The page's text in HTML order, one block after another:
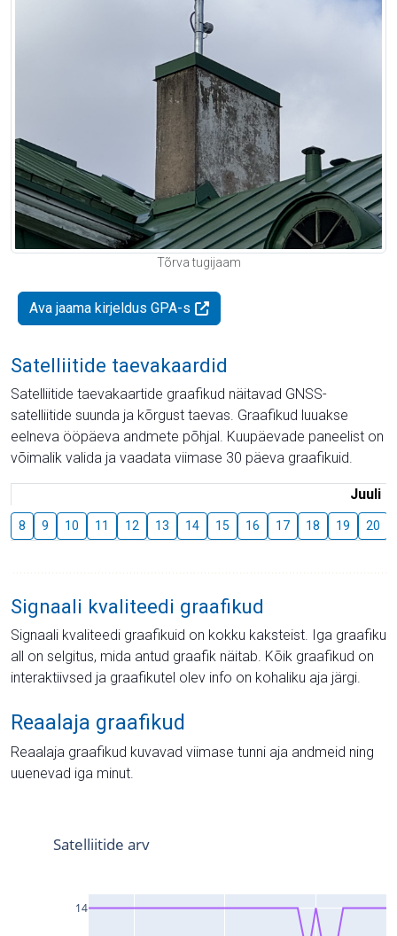
Tõrva tugijaam
Ava jaama kirjeldus GPA-s
Satelliitide taevakaardid
Satelliitide taevakaartide graafikud näitavad GNSS-
satelliitide suunda ja kõrgust taevas. Graafikud luuakse
eelneva ööpäeva andmete põhjal. Kuupäevade paneelist on
võimalik valida ja vaadata viimase 30 päeva graafikuid.
Juuli
8 9 10 11 12 13 14 15 16 17 18 19 20
Signaali kvaliteedi graafikud
Signaali kvaliteedi graafikuid on kokku kaksteist. Iga graafiku
all on selgitus, mida antud graafik näitab. Kõik graafikud on
interaktiivsed ja graafikutel olev info on kohaliku aja järgi.
Reaalaja graafikud
Reaalaja graafikud kuvavad viimase tunni aja andmeid ning
uuenevad iga minut.